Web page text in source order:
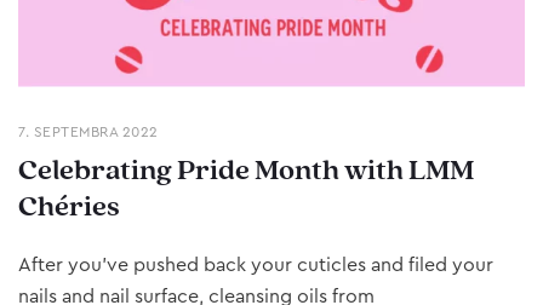
7. SEPTEMBRA 2022
Celebrating Pride Month with LMM
Chéries
After you’ve pushed back your cuticles and filed your
nails and nail surface, cleansing oils from